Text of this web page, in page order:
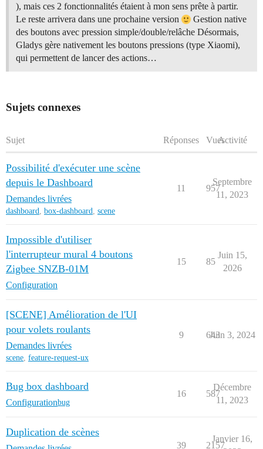
), mais ces 2 fonctionnalités étaient à mon sens prête à partir.
Le reste arrivera dans une prochaine version
Gestion native
des boutons avec pression simple/double/relâche Désormais,
Gladys gère nativement les boutons pressions (type Xiaomi),
qui permettent de lancer des actions…
Sujets connexes
Sujet Réponses VuesActivité
Possibilité d'exécuter une scène
depuis le Dashboard
Demandes livrées
dashboard box-dashboard scene
11 957
Septembre
11, 2023
Impossible d'utiliser
l'interrupteur mural 4 boutons
Zigbee SNZB-01M
Configuration
15 85
Juin 15,
2026
[SCENE] Amélioration de l'UI
pour volets roulants
Demandes livrées
scene feature-request-ux
9 643
Juin 3, 2024
Bug box dashboard
Configurationbug
16 587
Décembre
11, 2023
Duplication de scènes
39 2157
Janvier 16,